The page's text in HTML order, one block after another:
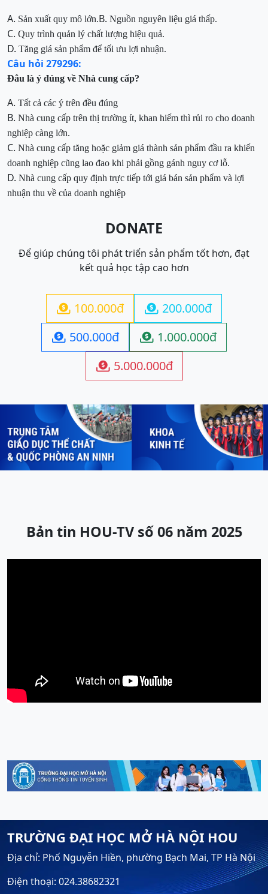
A. Sản xuất quy mô lớn.B. Nguồn nguyên liệu giá thấp.
C. Quy trình quản lý chất lượng hiệu quả.
D. Tăng giá sản phẩm để tối ưu lợi nhuận.
Câu hỏi 279296:
Đâu là ý đúng về Nhà cung cấp?
A. Tất cả các ý trên đều đúng
B. Nhà cung cấp trên thị trường ít, khan hiếm thì rủi ro cho doanh
nghiệp càng lớn.
C. Nhà cung cấp tăng hoặc giảm giá thành sản phẩm đầu ra khiến
doanh nghiệp cũng lao đao khi phải gồng gánh nguy cơ lỗ.
D. Nhà cung cấp quy định trực tiếp tới giá bán sản phẩm và lợi
nhuận thu về của doanh nghiệp
DONATE
Để giúp chúng tôi phát triển sản phẩm tốt hơn, đạt
kết quả học tập cao hơn
 100.000đ  200.000đ
 500.000đ  1.000.000đ
 5.000.000đ
Previous Next
Bản tin HOU-TV số 06 năm 2025
TRƯỜNG ĐẠI HỌC MỞ HÀ NỘI HOU
Địa chỉ: Phố Nguyễn Hiền, phường Bạch Mai, TP Hà Nội
Điện thoại: 024.38682321